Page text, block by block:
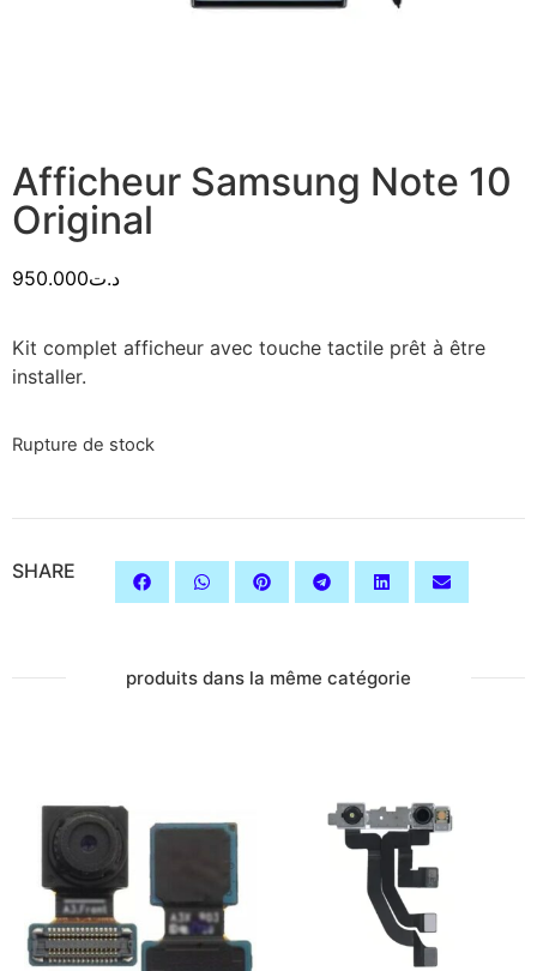
Afficheur Samsung Note 10
Original
د.ت950.000
Kit complet afficheur avec touche tactile prêt à être
installer.
Rupture de stock
SHARE
produits dans la même catégorie